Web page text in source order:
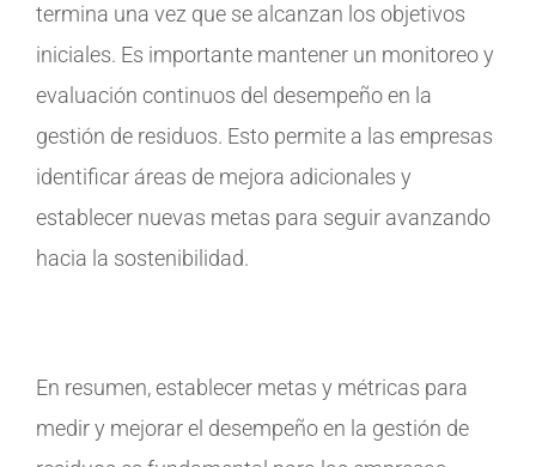
termina una vez que se alcanzan los objetivos
iniciales. Es importante mantener un monitoreo y
evaluación continuos del desempeño en la
gestión de residuos. Esto permite a las empresas
identificar áreas de mejora adicionales y
establecer nuevas metas para seguir avanzando
hacia la sostenibilidad.
En resumen, establecer metas y métricas para
medir y mejorar el desempeño en la gestión de